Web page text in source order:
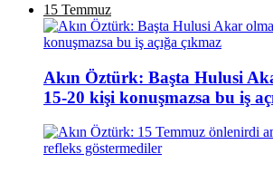
15 Temmuz
Akın Öztürk: Başta Hulusi
15-20 kişi konuşmazsa bu iş